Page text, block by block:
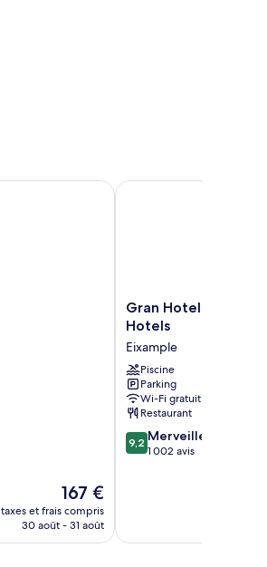
Le
nouveau
prix
167 €
taxes et frais compris
30 août - 31 août
Gran
Hotel
by
Escampa
Hotels
Eixample
Gran Hotel Havana
Hotels
Eixample
Piscine
Parking
Wi-Fi gratuit
Restaurant
9.2
sur
9,2 Merveilleux
1 002 avis
Gran Hotel Havana by